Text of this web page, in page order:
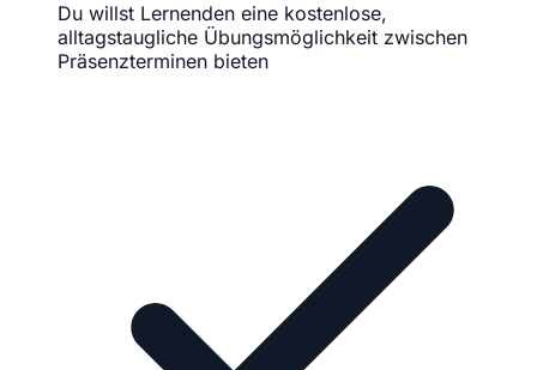
Du willst Lernenden eine kostenlose,
alltagstaugliche Übungsmöglichkeit zwischen
Präsenzterminen bieten